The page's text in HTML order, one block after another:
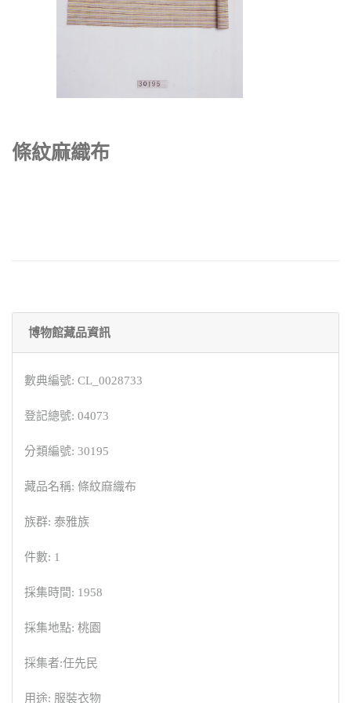
條紋麻織布
博物館藏品資訊
數典編號: CL_0028733
登記總號: 04073
分類編號: 30195
藏品名稱: 條紋麻織布
族群: 泰雅族
件數: 1
採集時間: 1958
採集地點: 桃園
採集者:任先民
用途: 服裝衣物